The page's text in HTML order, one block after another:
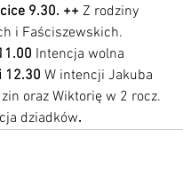
9.30. ++ Z rodziny
i Faściszewskich.
Intencja wolna
12.30 W intencji Jakuba
oraz Wiktorię w 2 rocz.
dziadków.